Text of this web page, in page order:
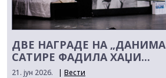
ДВЕ НАГРАДЕ НА „ДАНИМА
САТИРЕ ФАДИЛА ХАЏИ...
21. јун 2026. | Вести